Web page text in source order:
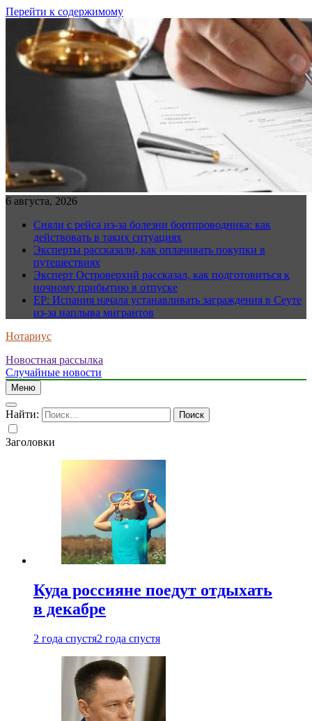
Перейти к содержимому
6 августа, 2026
Сняли с рейса из-за болезни бортпроводника: как
действовать в таких ситуациях
Эксперты рассказали, как оплачивать покупки в
путешествиях
Эксперт Островерхий рассказал, как подготовиться к
ночному прибытию в отпуске
EP: Испания начала устанавливать заграждения в Сеуте
из-за наплыва мигрантов
Нотариус
Новостная рассылка
Случайные новости
Меню
Найти:
Заголовки
Куда россияне поедут отдыхать
в декабре
2 года спустя2 года спустя